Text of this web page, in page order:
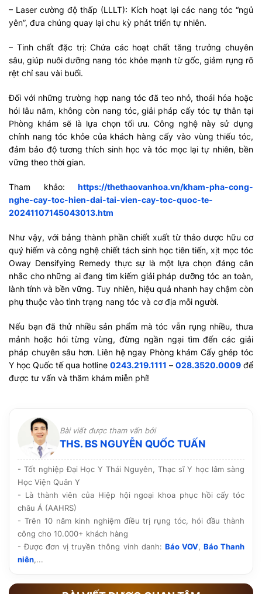
– Laser cường độ thấp (LLLT): Kích hoạt lại các nang tóc “ngủ
yên”, đưa chúng quay lại chu kỳ phát triển tự nhiên.
– Tinh chất đặc trị: Chứa các hoạt chất tăng trưởng chuyên
sâu, giúp nuôi dưỡng nang tóc khỏe mạnh từ gốc, giảm rụng rõ
rệt chỉ sau vài buổi.
Đối với những trường hợp nang tóc đã teo nhỏ, thoái hóa hoặc
hói lâu năm, không còn nang tóc, giải pháp cấy tóc tự thân tại
Phòng khám sẽ là lựa chọn tối ưu. Công nghệ này sử dụng
chính nang tóc khỏe của khách hàng cấy vào vùng thiếu tóc,
đảm bảo độ tương thích sinh học và tóc mọc lại tự nhiên, bền
vững theo thời gian.
Tham khảo: https://thethaovanhoa.vn/kham-pha-cong-
nghe-cay-toc-hien-dai-tai-vien-cay-toc-quoc-te-
20241107145043013.htm
Như vậy, với bảng thành phần chiết xuất từ thảo dược hữu cơ
quý hiếm và công nghệ chiết tách sinh học tiên tiến, xịt mọc tóc
Oway Densifying Remedy thực sự là một lựa chọn đáng cân
nhắc cho những ai đang tìm kiếm giải pháp dưỡng tóc an toàn,
lành tính và bền vững. Tuy nhiên, hiệu quả nhanh hay chậm còn
phụ thuộc vào tình trạng nang tóc và cơ địa mỗi người.
Nếu bạn đã thử nhiều sản phẩm mà tóc vẫn rụng nhiều, thưa
mảnh hoặc hói từng vùng, đừng ngần ngại tìm đến các giải
pháp chuyên sâu hơn. Liên hệ ngay Phòng khám Cấy ghép tóc
Y học Quốc tế qua hotline 0243.219.1111 – 028.3520.0009 để
được tư vấn và thăm khám miễn phí!
Bài viết được tham vấn bởi
THS. BS NGUYỄN QUỐC TUẤN
- Tốt nghiệp Đại Học Y Thái Nguyên, Thạc sĩ Y học lâm sàng
Học Viện Quân Y
- Là thành viên của Hiệp hội ngoại khoa phục hồi cấy tóc
châu Á (AAHRS)
- Trên 10 năm kinh nghiệm điều trị rụng tóc, hói đầu thành
công cho 10.000+ khách hàng
- Được đơn vị truyền thông vinh danh: Báo VOV, Báo Thanh
niên,...